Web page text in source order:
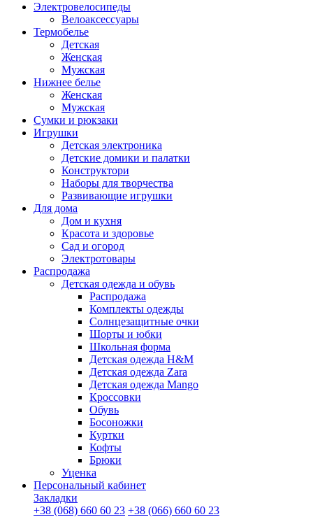
Электровелосипеды
Велоаксессуары
Термобелье
Детская
Женская
Мужская
Нижнее белье
Женская
Мужская
Сумки и рюкзаки
Игрушки
Детская электроника
Детские домики и палатки
Конструктори
Наборы для творчества
Развивающие игрушки
Для дома
Дом и кухня
Красота и здоровье
Сад и огород
Электротовары
Распродажа
Детская одежда и обувь
Распродажа
Комплекты одежды
Солнцезащитные очки
Шорты и юбки
Школьная форма
Детская одежда H&M
Детская одежда Zara
Детская одежда Mango
Кроссовки
Обувь
Босоножки
Куртки
Кофты
Брюки
Уценка
Персональный кабинет
Закладки
+38 (068) 660 60 23 +38 (066) 660 60 23